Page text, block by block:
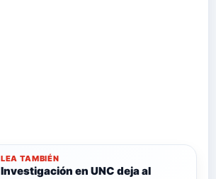
LEA TAMBIÉN
Investigación en UNC deja al